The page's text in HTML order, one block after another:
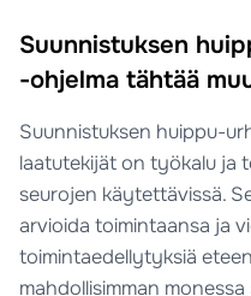
Suunnistuksen
-ohjelma tähtää
Suunnistuksen huippu-
laatutekijät on työkalu ja
seurojen käytettävissä.
arvioida toimintaansa ja
toimintaedellytyksiä
mahdollisimman